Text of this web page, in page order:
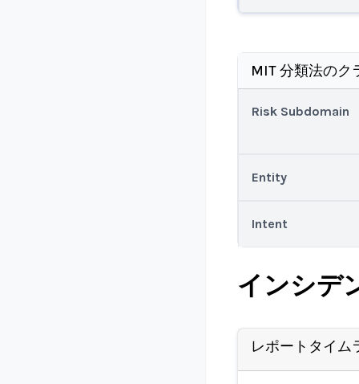
MIT 分類法のク
Risk Subdomain
Entity
Intent
インシデ
レポートタイム